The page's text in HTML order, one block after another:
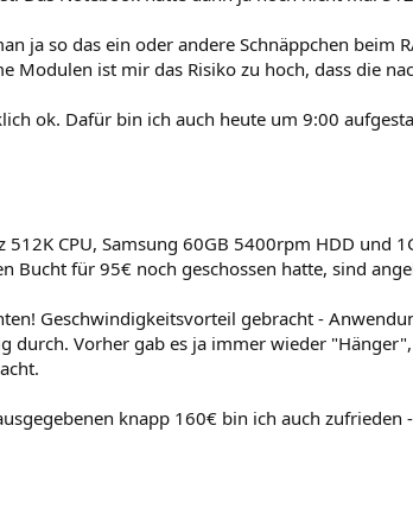
ja so das ein oder andere Schnäppchen beim
Modulen ist mir das Risiko zu hoch, dass die
ok. Dafür bin ich auch heute um 9:00
CPU, Samsung 60GB 5400rpm HDD und
Bucht für 95€ noch geschossen hatte, sind
Geschwindigkeitsvorteil gebracht -
durch. Vorher gab es ja immer wieder
knapp 160€ bin ich auch zufrieden